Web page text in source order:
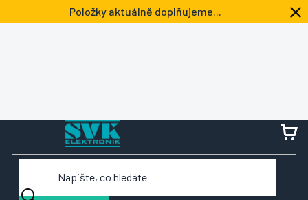
na
Položky aktuálně doplňujeme...